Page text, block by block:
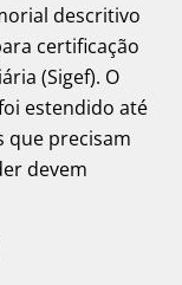
descritivo
certificação
(Sigef). O
estendido até
que precisam
devem